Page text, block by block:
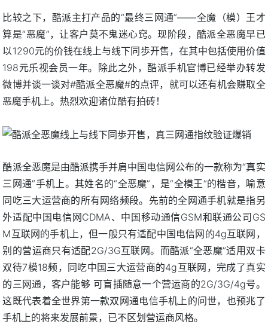
比较之下，酷派主打产品的“最终三网通”——全魔（模）王才
算是“恶魔”，让客户莫不鬼迷心窍。现阶段，酷派全恶魔早已
以1290元的价钱在线上与线下同歩开售，在其中包括使用价值
198元乐视会员一年。除此之外，酷派手机官博已经举办转发
微博并谈一谈对#酷派全恶魔#的点评，就可以还有机会赚取全
恶魔手机上。热烈欢迎诸位酷有拍砖！
酷派全恶魔是由酷派携手并肩中国电信网公布的一款称为“真实
三网通”手机上。其姓名的“全恶魔”，是“全模王”的楷音，喻意
同吃三大运营商的所有网络频段。先前的全网通手机就是指另
外适配中国电信网CDMA、中国移动通信GSM和联通公司GS
M互联网的手机上，但一般只有适配中国电信网的4g互联网，
别的营运商只有适配2G/3G互联网。而酷派“全恶魔”适用双卡
双待7模18频，同吃中国三大运营商的4g互联网，完成了真实
的三网通，客户能够 可盲插随意一个营运商的2G/3G/4g号。
这既代表着全世界第一款双网通电信手机上的问世，也预兆了
手机上的将来发展前景，已不区划营运商风格。